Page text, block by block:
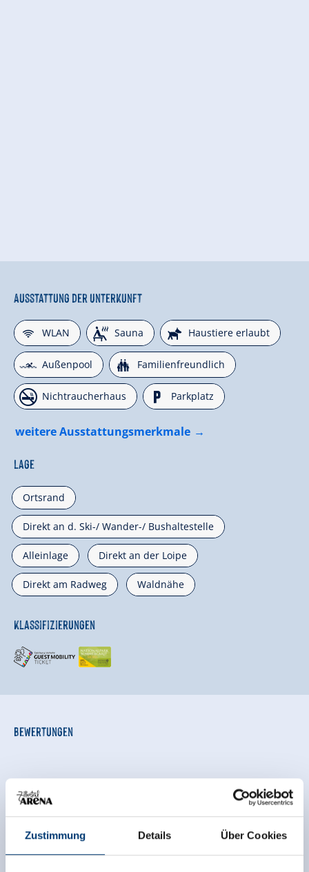
Zustimmung Details Über Cookies
Ausstattung der Unterkunft
🜉WLAN 🗔Sauna 🔮Haustiere erlaubt
🅐Außenpool 🍺Familienfreundlich
🏝Nichtraucherhaus 🐈Parkplatz
weitere Ausstattungsmerkmale
Lage
Ortsrand
Direkt an d. Ski-/ Wander-/ Bushaltestelle
Alleinlage Direkt an der Loipe
Direkt am Radweg Waldnähe
Klassifizierungen
Bewertungen